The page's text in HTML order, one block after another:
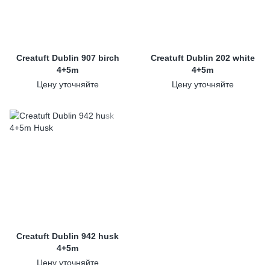
Creatuft Dublin 907 birch
4+5m
Цену уточняйте
Creatuft Dublin 202 white
4+5m
Цену уточняйте
Creatuft Dublin 942 husk
4+5m
Цену уточняйте